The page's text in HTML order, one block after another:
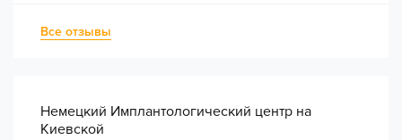
Все отзывы
Немецкий Имплантологический центр на
Киевской